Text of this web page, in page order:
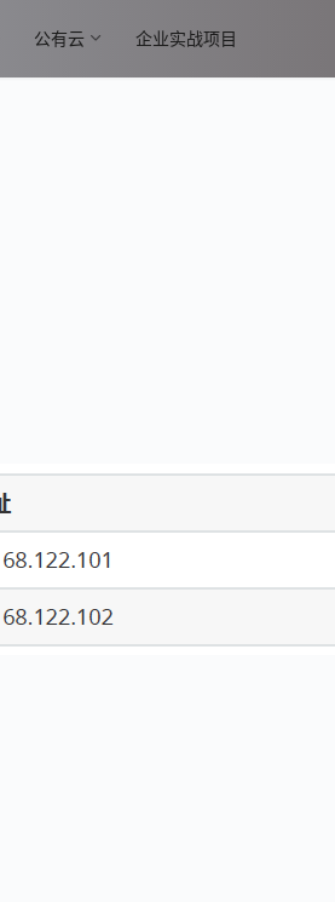
公有云 企业实战项目